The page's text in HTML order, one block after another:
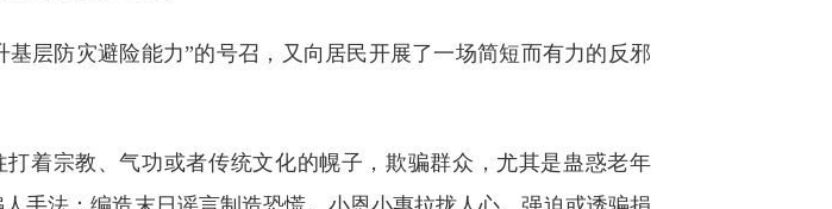
防灾避险能力”的号召，又向居民开展了一场简短而有力的反邪
着宗教、气功或者传统文化的幌子，欺骗群众，尤其是蛊惑老年